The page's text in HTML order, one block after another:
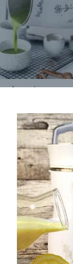
polievka s
Odber